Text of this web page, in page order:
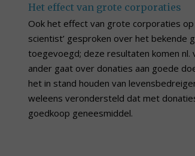
Het effect van grote corporaties
Ook het effect van grote corporaties
scientist’ gesproken over het bekende
toegevoegd; deze resultaten komen
ander gaat over donaties aan goede
het in stand houden van
weleens verondersteld dat met
goedkoop geneesmiddel.